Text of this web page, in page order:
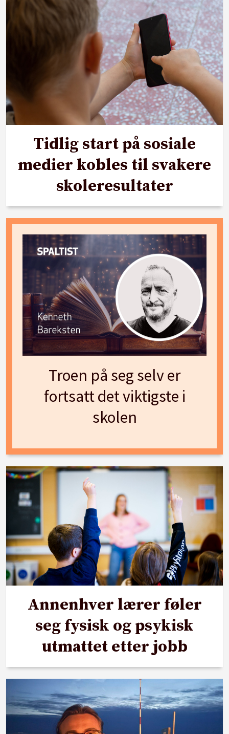
Tidlig start på sosiale
medier kobles til svakere
skoleresultater
Troen på seg selv er
fortsatt det viktigste i
skolen
Annenhver lærer føler
seg fysisk og psykisk
utmattet etter jobb